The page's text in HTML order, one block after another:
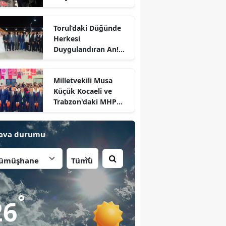
Torul’daki Düğünde
Herkesi
Duygulandıran An!
İçin Çıktı
Milletvekili Musa
Küçük Kocaeli ve
Trabzon'daki MHP
Divan Başkanlığı
Yaptı
durumu
°